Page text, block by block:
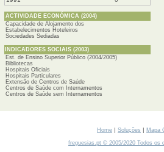
ACTIVIDADE ECONÓMICA (2004)
Capacidade de Alojamento dos
Estabelecimentos Hoteleiros
Sociedades Sediadas
INDICADORES SOCIAIS (2003)
Est. de Ensino Superior Público (2004/2005)
Bibliotecas
Hospitais Oficiais
Hospitais Particulares
Extensão de Centros de Saúde
Centros de Saúde com Internamentos
Centros de Saúde sem Internamentos
Home | Soluções | Mapa
freguesias.pt © 2005/2020 Todos os